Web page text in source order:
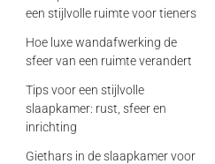
een stijlvolle ruimte voor tieners
Hoe luxe wandafwerking de
sfeer van een ruimte verandert
Tips voor een stijlvolle
slaapkamer: rust, sfeer en
inrichting
Giethars in de slaapkamer voor